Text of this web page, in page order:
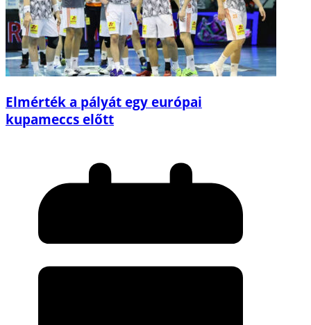
Elmérték a pályát egy európai
kupameccs előtt